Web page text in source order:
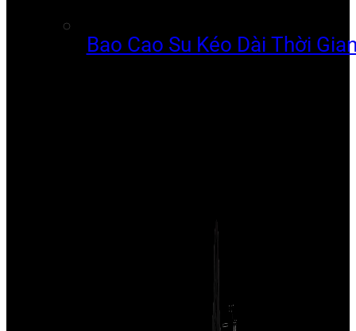
Bao Cao Su Kéo Dài Thời